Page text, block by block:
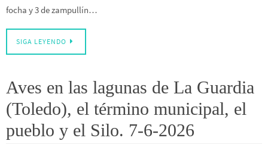
focha y 3 de zampullín…
SIGA LEYENDO
Aves en las lagunas de La Guardia
(Toledo), el término municipal, el
pueblo y el Silo. 7-6-2026